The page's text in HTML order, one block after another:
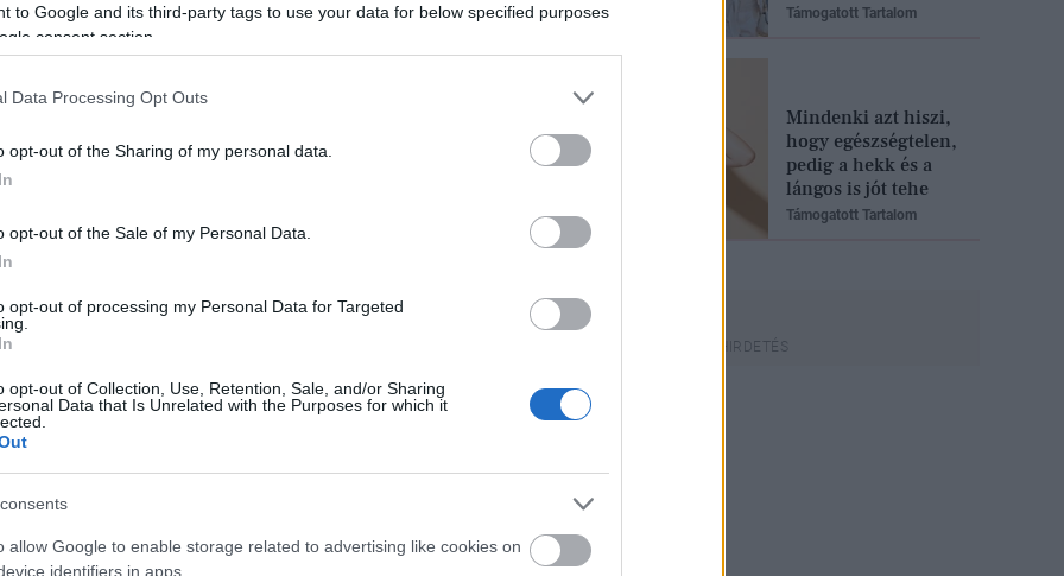
to Google and its third-party tags to use your data for below specified purposes
consent section.
Data Processing Opt Outs
opt-out of the Sharing of my personal data.
opt-out of the Sale of my Personal Data.
opt-out of processing my Personal Data for Targeted
opt-out of Collection, Use, Retention, Sale, and/or Sharing
Data that Is Unrelated with the Purposes for which it
allow Google to enable storage related to advertising like cookies on
identifiers in apps.
Támogatott Tartalom
Mindenki azt hiszi,
hogy egészségtelen,
pedig a hekk és a
lángos is jót tehe
Támogatott Tartalom